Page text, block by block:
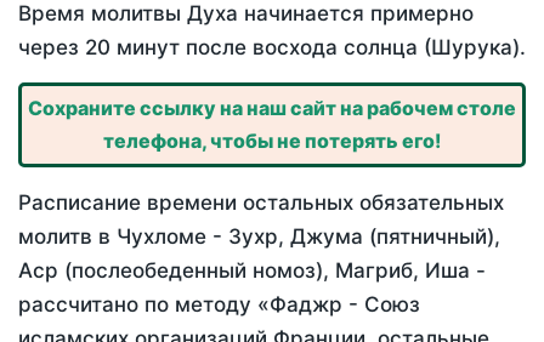
Время молитвы Духа начинается примерно
через 20 минут после восхода солнца (Шурука).
Сохраните ссылку на наш сайт на рабочем столе
телефона, чтобы не потерять его!
Расписание времени остальных обязательных
молитв в Чухломе - Зухр, Джума (пятничный),
Аср (послеобеденный номоз), Магриб, Иша -
рассчитано по методу «Фаджр - Союз